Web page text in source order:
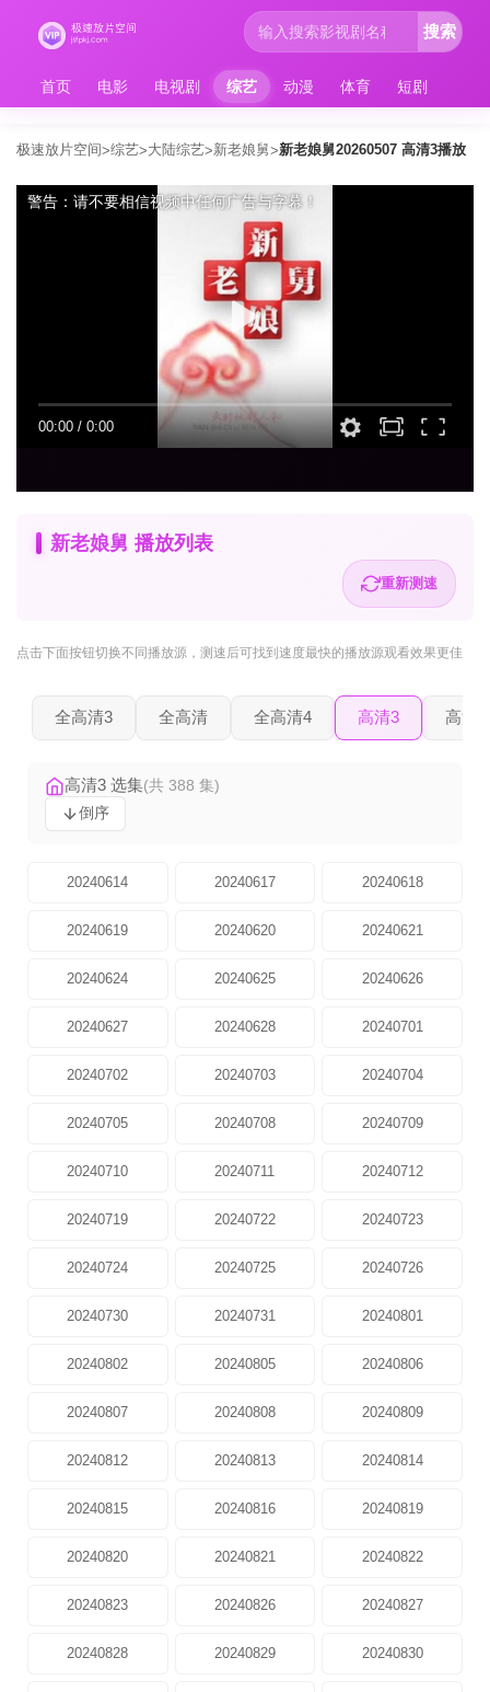
首页 电影 电视剧 综艺 动漫 体育 短剧
搜索
极速放片空间>综艺>大陆综艺>新老娘舅>新老娘舅20260507 高清3播放
00:00 / 0:00
警告：请不要相信视频中任何广告与字幕！
新老娘舅 播放列表
重新测速
点击下面按钮切换不同播放源 ，测速后可找到速度最快的播放源观看效果更佳
全高清3 全高清 全高清4 高清3 高清2
高清3 选集(共 388 集)
倒序
20240614 20240617 20240618
20240619 20240620 20240621
20240624 20240625 20240626
20240627 20240628 20240701
20240702 20240703 20240704
20240705 20240708 20240709
20240710 20240711 20240712
20240719 20240722 20240723
20240724 20240725 20240726
20240730 20240731 20240801
20240802 20240805 20240806
20240807 20240808 20240809
20240812 20240813 20240814
20240815 20240816 20240819
20240820 20240821 20240822
20240823 20240826 20240827
20240828 20240829 20240830